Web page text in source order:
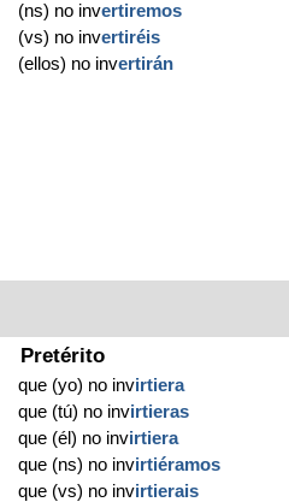
(ns) no invertiremos
(vs) no invertiréis
(ellos) no invertirán
Pretérito
que (yo) no invirtiera
que (tú) no invirtieras
que (él) no invirtiera
que (ns) no invirtiéramos
que (vs) no invirtierais